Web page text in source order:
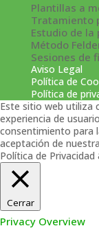
Plantillas a
Tratamiento
Estudio de la
Método
Sesiones de
Aviso Legal
Política de
Política de
Este sitio web utiliza
experiencia de
consentimiento para
aceptación de
Política de
Cerrar
Privacy Overview